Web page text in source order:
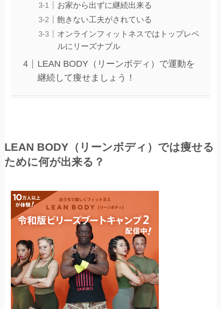
お家から出ずに継続出来る
飽きない工夫がされている
オンラインフィットネスではトップレベ
ルにリーズナブル
LEAN BODY（リーンボディ）で運動を
継続して痩せましょう！
LEAN BODY（リーンボディ）では痩せる
ために何が出来る？